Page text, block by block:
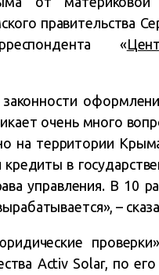
правительства
«
очень много
на территории
в
управления. В 10
–
Activ Solar, по